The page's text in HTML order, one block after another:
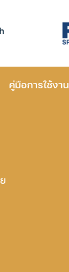
คู่มือการใช้งาน